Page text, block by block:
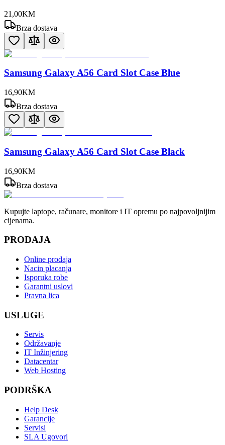
21 ,00KM
Brza dostava
Samsung Galaxy A56 Card Slot Case Blue
16,90KM
Brza dostava
Samsung Galaxy A56 Card Slot Case Black
16,90KM
Brza dostava
Kupujte laptope, računare, monitore i IT opremu po najpovoljnijim
cijenama.
PRODAJA
Online prodaja
Nacin placanja
Isporuka robe
Garantni uslovi
Pravna lica
USLUGE
Servis
Održavanje
IT Inžinjering
Datacentar
Web Hosting
PODRŠKA
Help Desk
Garancije
Servisi
SLA Ugovori